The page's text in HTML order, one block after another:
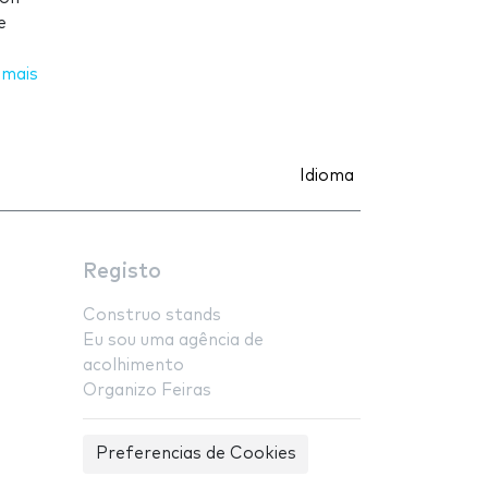
Idioma
Registo
Construo stands
Eu sou uma agência de
acolhimento
Organizo Feiras
Preferencias de Cookies